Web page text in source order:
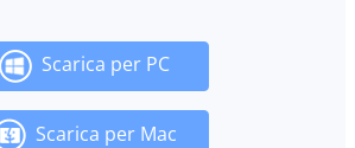
Scarica per PC
Scarica per Mac